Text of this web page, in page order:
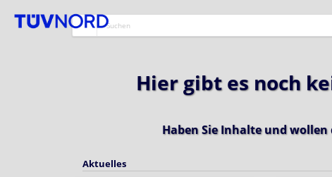
Hier gibt es noch
Haben Sie Inhalte und wollen
Aktuelles